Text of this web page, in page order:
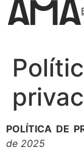
POLÍTICA DE
de 2025